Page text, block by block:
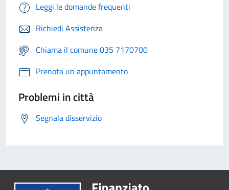
Leggi le domande frequenti
Richiedi Assistenza
Chiama il comune 035 7170700
Prenota un appuntamento
Problemi in città
Segnala disservizio